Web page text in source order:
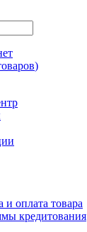
)
и оплата товара
кредитования